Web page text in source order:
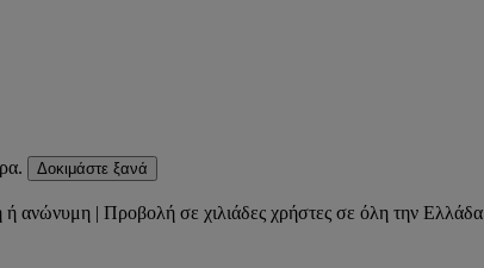
Δοκιμάστε ξανά
| Προβολή σε χιλιάδες χρήστες σε όλη την Ελλάδα